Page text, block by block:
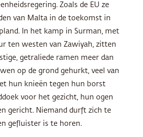
Zoals de EU ze
van Malta in de toekomst in
In het kamp in Surman, met
ten westen van Zawiyah, zitten
getraliede ramen meer dan
op de grond gehurkt, veel van
hun knieën tegen hun borst
voor het gezicht, hun ogen
gericht. Niemand durft zich te
gefluister is te horen.